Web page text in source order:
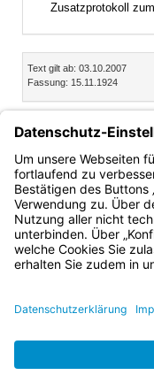
Zusatzprotokoll zum Vertrag zwischen dem Bayerischen
Inhalt
Text gilt ab: 03.10.2007
Fassung: 15.11.1924
Beamten, dann
und
andere
Bayern.de
BayernPortal
Impressum